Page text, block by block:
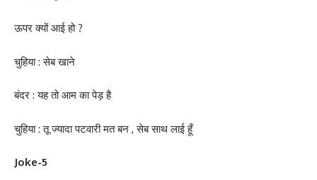
ऊपर क्यों आई हो ?
चुहिया : सेब खाने
बंदर : यह तो आम का पेड़ है
चुहिया : तू ज्यादा पटवारी मत बन , सेब साथ लाई हूँ
Joke-5